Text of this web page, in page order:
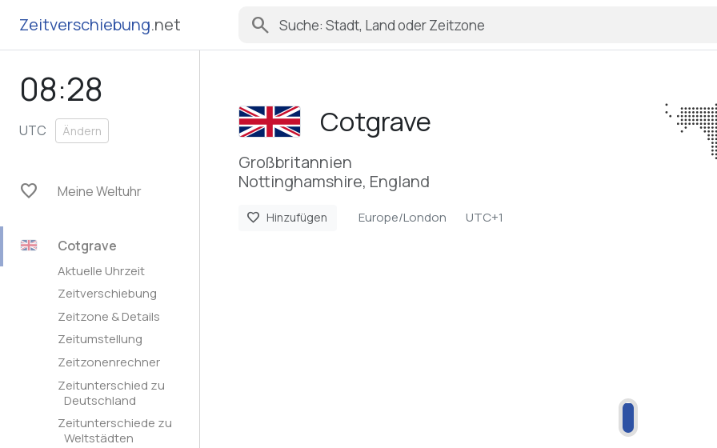
Zeitverschiebung.net search
08:28
UTC Ändern
favorite Meine Weltuhr
Cotgrave
Aktuelle Uhrzeit
Zeitverschiebung
Zeitzone & Details
Zeitumstellung
Zeitzonenrechner
Zeitunterschied zu
Deutschland
Zeitunterschiede zu
Weltstädten
Cotgrave
Großbritannien
Nottinghamshire, England
favorite Hinzufügen Europe/London UTC+1